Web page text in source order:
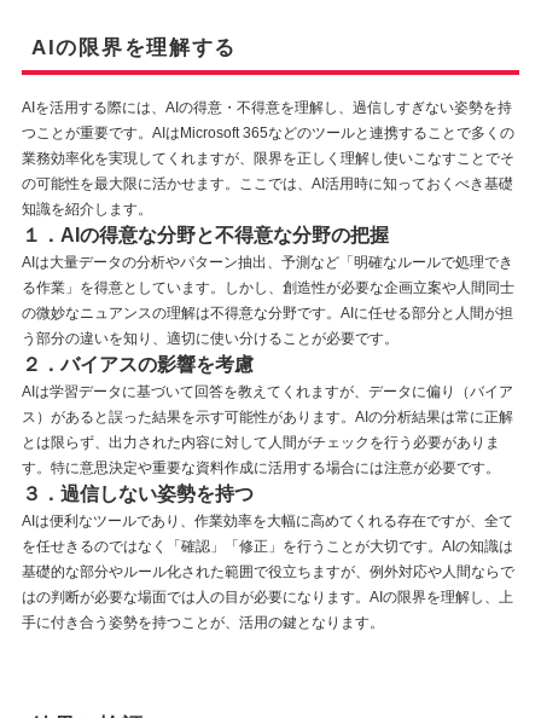
AIの限界を理解する
AIを活用する際には、AIの得意・不得意を理解し、過信しすぎない姿勢を持
つことが重要です。AIはMicrosoft 365などのツールと連携することで多くの
業務効率化を実現してくれますが、限界を正しく理解し使いこなすことでそ
の可能性を最大限に活かせます。ここでは、AI活用時に知っておくべき基礎
知識を紹介します。
１．AIの得意な分野と不得意な分野の把握
AIは大量データの分析やパターン抽出、予測など「明確なルールで処理でき
る作業」を得意としています。しかし、創造性が必要な企画立案や人間同士
の微妙なニュアンスの理解は不得意な分野です。AIに任せる部分と人間が担
う部分の違いを知り、適切に使い分けることが必要です。
２．バイアスの影響を考慮
AIは学習データに基づいて回答を教えてくれますが、データに偏り（バイア
ス）があると誤った結果を示す可能性があります。AIの分析結果は常に正解
とは限らず、出力された内容に対して人間がチェックを行う必要がありま
す。特に意思決定や重要な資料作成に活用する場合には注意が必要です。
３．過信しない姿勢を持つ
AIは便利なツールであり、作業効率を大幅に高めてくれる存在ですが、全て
を任せきるのではなく「確認」「修正」を行うことが大切です。AIの知識は
基礎的な部分やルール化された範囲で役立ちますが、例外対応や人間ならで
はの判断が必要な場面では人の目が必要になります。AIの限界を理解し、上
手に付き合う姿勢を持つことが、活用の鍵となります。